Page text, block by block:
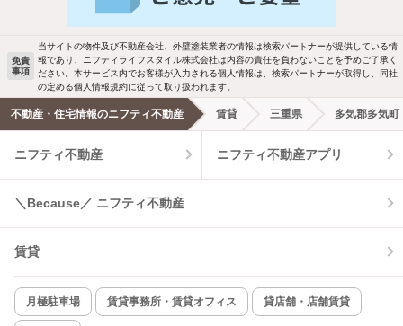
洗濯機置場あり 独立洗面台
エアコンあり 都市ガス
温水洗浄便座 オートロック
コンロ2口以上
新着のみ インターネット無料
免責
事項
当サイトの物件及び不動産会社、外壁塗装業者の情報は検索パートナーが提供している情
報であり、ニフティライフスタイル株式会社は内容の責任を負わないことを予めご了承く
ださい。本サービス内でお客様が入力される個人情報は、検索パートナーが取得し、同社
の定める個人情報規約に従って取り扱われます。
不動産・住宅情報のニフティ不動産 賃貸 三重県 多気郡多気町
ニフティ不動産 ニフティ不動産アプリ
＼Because／ ニフティ不動産
賃貸
月極駐車場 賃貸事務所・賃貸オフィス 貸店舗・店舗賃貸